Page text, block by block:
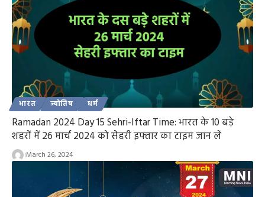
भारत ज्योतिष धर्म
Ramadan 2024 Day 15 Sehri-Iftar Time: भारत के 10 बड़े
शहरों में 26 मार्च 2024 को सेहरी इफ्तार का टाइम जान लें
March 26, 2024